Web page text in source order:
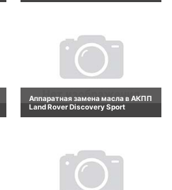
Аппаратная замена масла в АКПП
Land Rover Discovery Sport